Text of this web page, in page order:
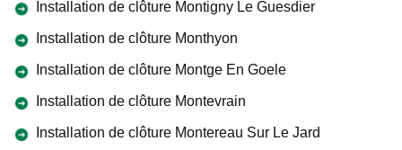
Installation de clôture Montigny Le Guesdier
Installation de clôture Monthyon
Installation de clôture Montge En Goele
Installation de clôture Montevrain
Installation de clôture Montereau Sur Le Jard